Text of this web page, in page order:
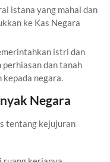
istana yang mahal dan
ke Kas Negara
istri dan
dan tanah
kepada negara.
Negara
tentang kejujuran